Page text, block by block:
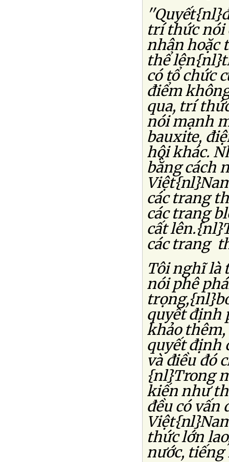
trí thức nói
nhân hoặc
thể
có tổ chức
điểm
qua, trí
nói mạnh
bauxite,
hội khác.
bằng cách
các trang
các trang
cất
các trang
Tôi nghĩ là
nói phê
quyết định
khảo
quyết định
và điều đó
{nl}Trong
kiến như
đều có vấn
thức lớn
nước,